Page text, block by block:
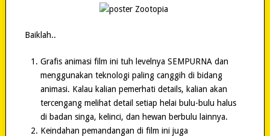
Baiklah..
Grafis animasi film ini tuh levelnya SEMPURNA dan
menggunakan teknologi paling canggih di bidang
animasi. Kalau kalian pemerhati details, kalian akan
tercengang melihat detail setiap helai bulu-bulu halus
di badan singa, kelinci, dan hewan berbulu lainnya.
Keindahan pemandangan di film ini juga